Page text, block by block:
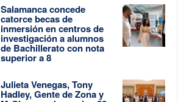
Salamanca concede
catorce becas de
inmersión en centros de
investigación a alumnos
de Bachillerato con nota
superior a 8
Julieta Venegas, Tony
Hadley, Gente de Zona y